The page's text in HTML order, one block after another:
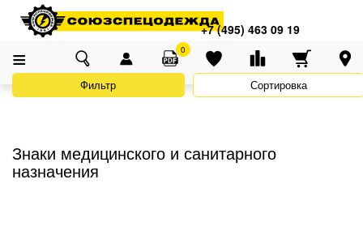
Адреса магазинов
+7 (495) 463 09 19
+7 (495) 463 09 19
0
Главная Каталог
Знаки безопасности
Знаки медицинского и санитарного назначения
Знаки медицинского и санитарного
назначения
Фильтр Сортировка